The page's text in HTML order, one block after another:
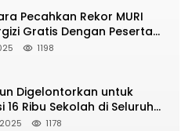
Pecahkan Rekor MURI
Gratis Dengan Peserta
1198
Digelontorkan untuk
16 Ribu Sekolah di Seluruh
1178